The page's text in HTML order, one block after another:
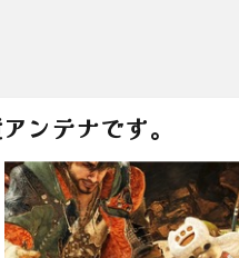
ンテナです。